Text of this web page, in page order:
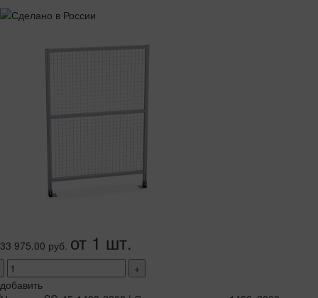
33 975.00 руб. от 1 шт.
+
добавить